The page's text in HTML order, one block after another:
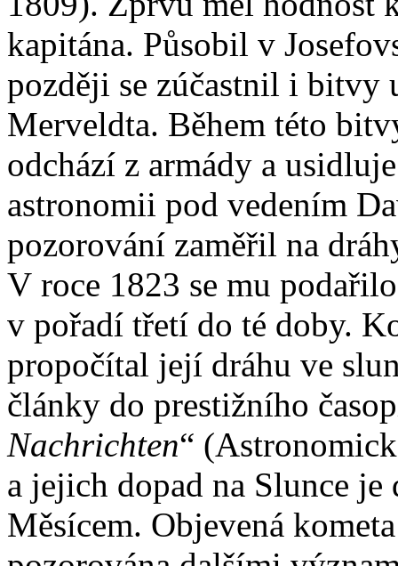
kapitána. Působil v
později se zúčastnil i bitvy
Merveldta. Během této
odchází z armády a
astronomii pod vedením
pozorování zaměřil na
V roce 1823 se mu
v pořadí třetí do té doby.
propočítal její dráhu ve
články do prestižního
Nachrichten“
a jejich dopad na Slunce
Měsícem. Objevená